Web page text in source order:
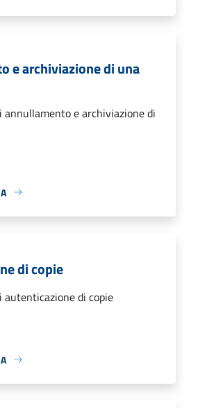
e archiviazione di una
annullamento e archiviazione di
di copie
autenticazione di copie